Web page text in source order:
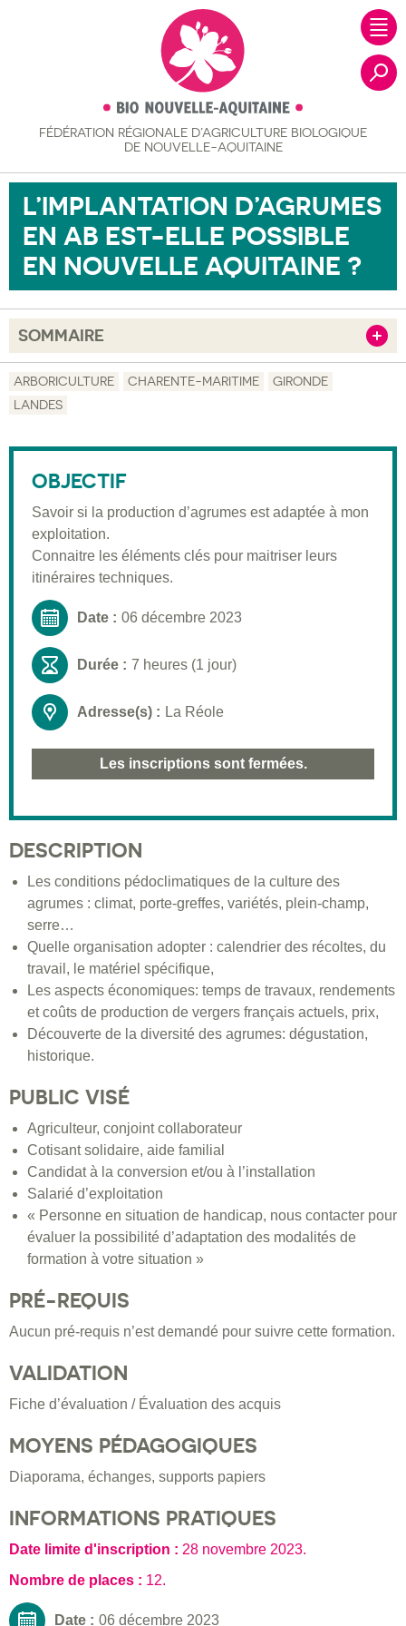
FÉDÉRATION RÉGIONALE D’AGRICULTURE BIOLOGIQUE
DE NOUVELLE-AQUITAINE
L’IMPLANTATION D’AGRUMES
EN AB EST-ELLE POSSIBLE
EN NOUVELLE AQUITAINE ?
SOMMAIRE
Description
Public visé
Pré-requis
Validation
Moyens pédagogiques
Informations pratiques
ARBORICULTURE CHARENTE-MARITIME
GIRONDE
LANDES
OBJECTIF
Savoir si la production d’agrumes est adaptée à mon
exploitation.
Connaitre les éléments clés pour maitriser leurs
itinéraires techniques.
Date : 06 décembre 2023
Durée : 7 heures (1 jour)
Adresse(s) : La Réole
Les inscriptions sont fermées.
DESCRIPTION
Les conditions pédoclimatiques de la culture des
agrumes : climat, porte-greffes, variétés, plein-champ,
serre…
Quelle organisation adopter : calendrier des récoltes, du
travail, le matériel spécifique,
Les aspects économiques: temps de travaux, rendements
et coûts de production de vergers français actuels, prix,
Découverte de la diversité des agrumes: dégustation,
historique.
PUBLIC VISÉ
Agriculteur, conjoint collaborateur
Cotisant solidaire, aide familial
Candidat à la conversion et/ou à l’installation
Salarié d’exploitation
« Personne en situation de handicap, nous contacter pour
évaluer la possibilité d’adaptation des modalités de
formation à votre situation »
PRÉ-REQUIS
Aucun pré-requis n’est demandé pour suivre cette formation.
VALIDATION
Fiche d’évaluation / Évaluation des acquis
MOYENS PÉDAGOGIQUES
Diaporama, échanges, supports papiers
INFORMATIONS PRATIQUES
Date limite d'inscription : 28 novembre 2023.
Nombre de places : 12.
Date : 06 décembre 2023